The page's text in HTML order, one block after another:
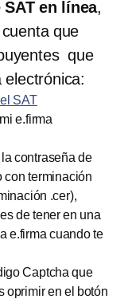
en línea,
que
que
SAT
e.firma
contraseña de
con terminación
.cer),
de tener en una
e.firma cuando te
Captcha que
oprimir en el botón